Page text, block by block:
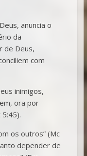
anuncia o
da
de Deus,
com
inimigos,
ora por
os outros” (Mc
depender de